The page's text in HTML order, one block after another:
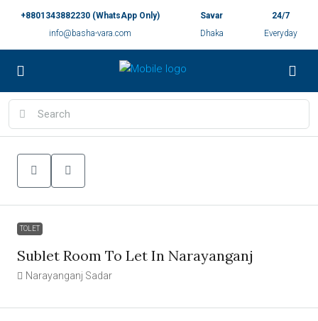
+8801343882230 (WhatsApp Only)
info@basha-vara.com
Savar
Dhaka
24/7
Everyday
TOLET
Sublet Room To Let In Narayanganj
Narayanganj Sadar